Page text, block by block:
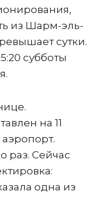
из Шарм-эль-
сутки.
субботы
на 11
раз. Сейчас
одна из